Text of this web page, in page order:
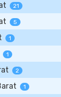
21
5
1
1
2
1